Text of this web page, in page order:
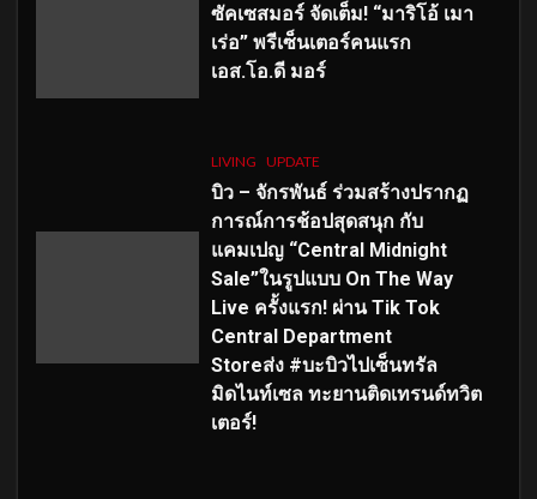
ซัคเซสมอร์ จัดเต็ม! “มาริโอ้ เมา
เร่อ” พรีเซ็นเตอร์คนแรก
เอส.โอ.ดี มอร์
LIVING UPDATE
บิว – จักรพันธ์ ร่วมสร้างปรากฏ
การณ์การช้อปสุดสนุก กับ
แคมเปญ “Central Midnight
Sale”ในรูปแบบ On The Way
Live ครั้งแรก! ผ่าน Tik Tok
Central Department
Storeส่ง #บะบิวไปเซ็นทรัล
มิดไนท์เซล ทะยานติดเทรนด์ทวิต
เตอร์!